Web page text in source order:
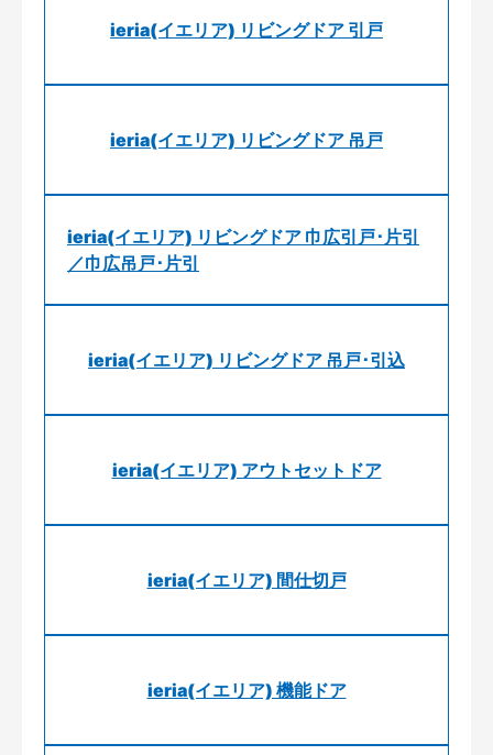
ieria(イエリア) リビングドア 引戸
ieria(イエリア) リビングドア 吊戸
ieria(イエリア) リビングドア 巾広引戸･片引
／巾広吊戸･片引
ieria(イエリア) リビングドア 吊戸･引込
ieria(イエリア) アウトセットドア
ieria(イエリア) 間仕切戸
ieria(イエリア) 機能ドア